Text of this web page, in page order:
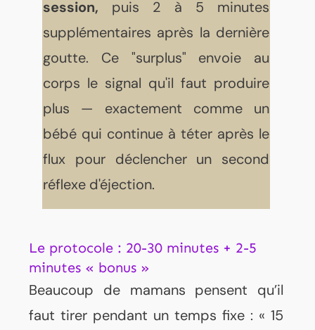
session, puis 2 à 5 minutes
supplémentaires après la dernière
goutte. Ce "surplus" envoie au
corps le signal qu'il faut produire
plus — exactement comme un
bébé qui continue à téter après le
flux pour déclencher un second
réflexe d'éjection.
Le protocole : 20-30 minutes + 2-5
minutes « bonus »
Beaucoup de mamans pensent qu’il
faut tirer pendant un temps fixe : « 15